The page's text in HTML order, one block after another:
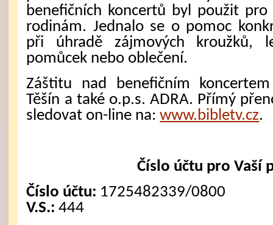
benefičních koncertů byl použit
rodinám. Jednalo se o pomoc
při úhradě zájmových kroužků,
pomůcek nebo oblečení.
Záštitu nad benefičním
Těšín a také o.p.s. ADRA. Přímý
sledovat on-line na:www.bibletv.cz.
Číslo účtu pro Vaší
Číslo účtu: 1725482339/0800
V.S.: 444